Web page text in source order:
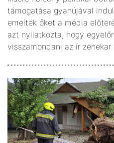
támogatása gyanújával
emelték őket a média
azt nyilatkozta, hogy
visszamondani az ír